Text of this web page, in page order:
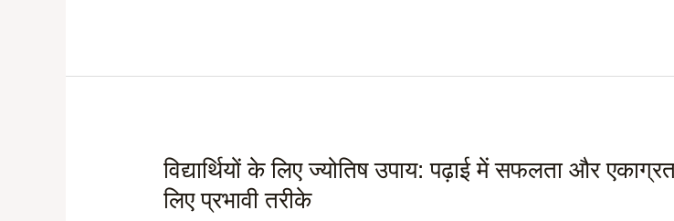
विद्यार्थियों के लिए ज्योतिष उपाय: पढ़ाई में सफलता और
लिए प्रभावी तरीके
विद्यार्थियों
के
लिए